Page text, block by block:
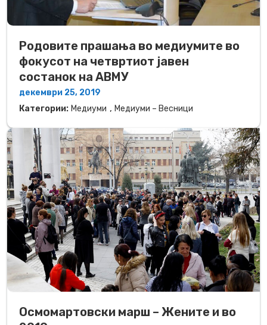
Родовите прашања во медиумите во
фокусот на четвртиот јавен
состанок на АВМУ
декември 25, 2019
Категории: Медиуми , Медиуми – Весници
Осмомартовски марш – Жените и во